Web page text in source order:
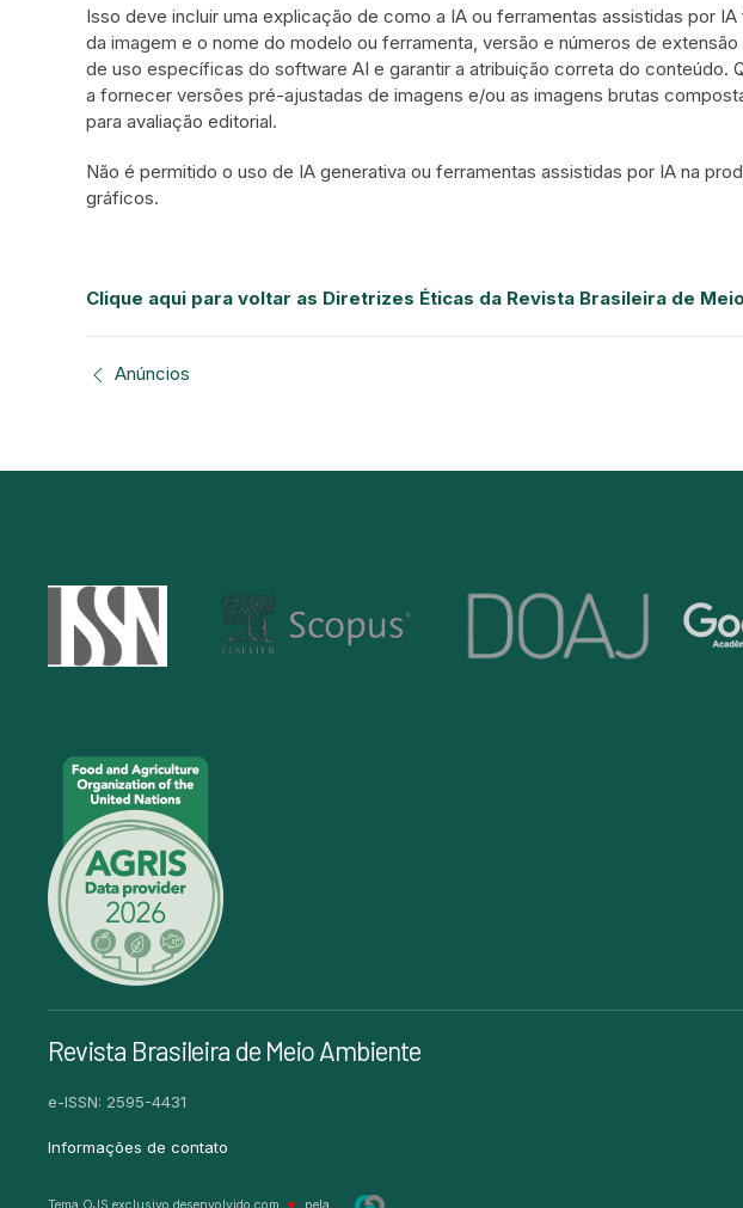
Isso deve incluir uma explicação de como a IA ou ferramentas assistidas por
da imagem e o nome do modelo ou ferramenta, versão e números de
de uso específicas do software AI e garantir a atribuição correta do conteúdo.
a fornecer versões pré-ajustadas de imagens e/ou as imagens brutas
para avaliação editorial.
Não é permitido o uso de IA generativa ou ferramentas assistidas por IA na
gráficos.
Clique aqui para voltar as Diretrizes Éticas da Revista Brasileira de
Anúncios
Revista Brasileira de Meio Ambiente
e-ISSN: 2595-4431
Informações de contato
Tema OJS exclusivo desenvolvido com ♥ pela